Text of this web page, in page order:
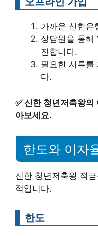
가까운 신한은
상담원을 통해
전합니다.
필요한 서류를
다.
✅신한 청년저축왕의
아보세요.
한도와 이자
신한 청년저축왕 적
적입니다.
한도